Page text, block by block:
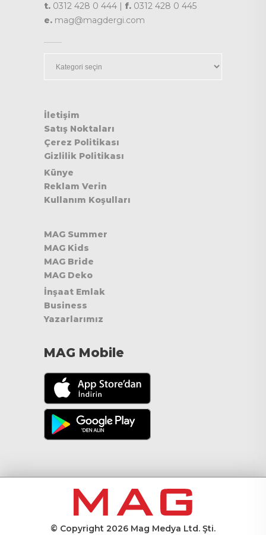
t. 0312 428 0 444 | f. 0312 428 0 445
e. mag@magdergi.com
İletişim
Satış Noktaları
Çerez Politikası
Gizlilik Politikası
Künye
Reklam Verin
Kullanım Koşulları
MAG Summer
MAG Kids
MAG Bride
MAG Deko
İnşaat Emlak
Business
Yazarlarımız
MAG Mobile
© Copyright 2026 Mag Medya Ltd. Şti.